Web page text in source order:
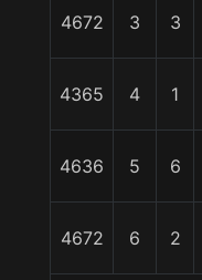
4672 3 3
4365 4 1
4636 5 6
4672 6 2